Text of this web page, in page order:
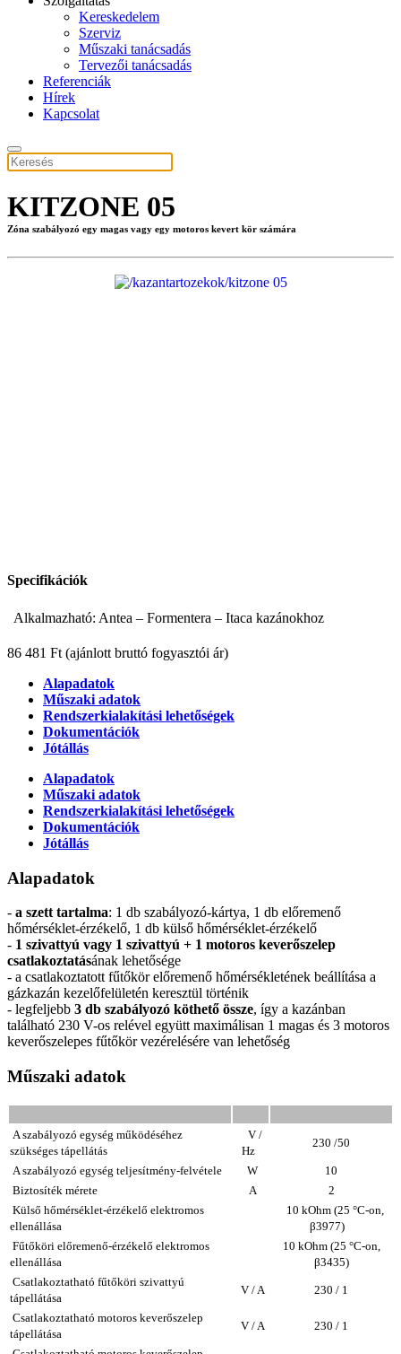
Kereskedelem
Szerviz
Műszaki tanácsadás
Tervezői tanácsadás
Referenciák
Hírek
Kapcsolat
KITZONE 05
Zóna szabályozó egy magas vagy egy motoros kevert kör számára
Specifikációk
Alkalmazható: Antea – Formentera – Itaca kazánokhoz
86 481 Ft (ajánlott bruttó fogyasztói ár)
Alapadatok
Műszaki adatok
Rendszerkialakítási lehetőségek
Dokumentációk
Jótállás
Alapadatok
Műszaki adatok
Rendszerkialakítási lehetőségek
Dokumentációk
Jótállás
Alapadatok
- a szett tartalma: 1 db szabályozó-kártya, 1 db előremenő
hőmérséklet-érzékelő, 1 db külső hőmérséklet-érzékelő
- 1 szivattyú vagy 1 szivattyú + 1 motoros keverőszelep
csatlakoztatásának lehetősége
- a csatlakoztatott fűtőkör előremenő hőmérsékletének beállítása a
gázkazán kezelőfelületén keresztül történik
- legfeljebb 3 db szabályozó köthető össze, így a kazánban
található 230 V-os relével együtt maximálisan 1 magas és 3 motoros
keverőszelepes fűtőkör vezérelésére van lehetőség
Műszaki adatok
A szabályozó egység működéséhez
szükséges tápellátás
V /
Hz
230 /50
A szabályozó egység teljesítmény-felvétele W
10
Biztosíték mérete
A
2
Külső hőmérséklet-érzékelő elektromos
ellenállása
10 kOhm (25 °C-on,
β3977)
Fűtőköri előremenő-érzékelő elektromos
ellenállása
10 kOhm (25 °C-on,
β3435)
Csatlakoztatható fűtőköri szivattyú
tápellátása
V / A 230 / 1
Csatlakoztatható motoros keverőszelep
tápellátása
V / A 230 / 1